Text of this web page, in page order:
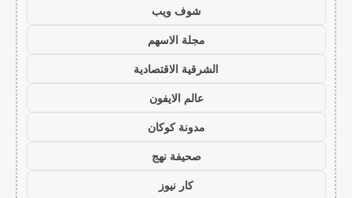
شوف ويب
مجلة الاسهم
الشرقية الاقتصادية
عالم الايفون
مدونة كوكان
صحيفة نهج
كار نيوز